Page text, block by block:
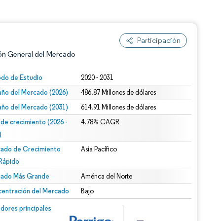
Participación
General del Mercado
de Estudio 2020 - 2031
del Mercado (2026) 486.87 Millones de dólares
del Mercado (2031) 614.91 Millones de dólares
de crecimiento (2026 -
4.78% CAGR
de Crecimiento
Asia Pacífico
Más Grande América del Norte
del Mercado Bajo
principales
© Mordor Intelligence. El uso requiere atribución según CC BY 4.0.
CC BY 4.0.